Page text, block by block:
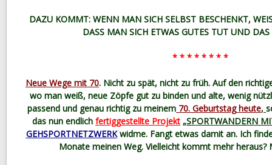
DAZU KOMMT: WENN MAN SICH SELBST BESCHENKT,
DASS MAN SICH ETWAS GUTES TUT UND DAS
* * * * * * * *
Neue Wege mit 70. Nicht zu spät, nicht zu früh. Auf den
wo man weiß, neue Zöpfe gut zu binden und alte, wenig
passend und genau richtig zu meinem 70. Geburtstagheute,
das nun endlich fertiggestellte Projekt „SPORTWANDERN
GEHSPORTNETZWERKwidme. Fangt etwas damit an. Ich
Monate meinen Weg. Vielleicht kommt mehr heraus?